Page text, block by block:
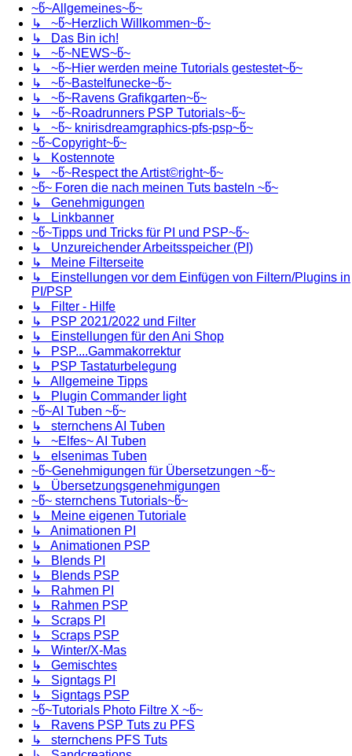
~წ~Allgemeines~წ~
↳ ~წ~Herzlich Willkommen~წ~
↳ Das Bin ich!
↳ ~წ~NEWS~წ~
↳ ~წ~Hier werden meine Tutorials gestestet~წ~
↳ ~წ~Bastelfunecke~წ~
↳ ~წ~Ravens Grafikgarten~წ~
↳ ~წ~Roadrunners PSP Tutorials~წ~
↳ ~წ~ knirisdreamgraphics-pfs-psp~წ~
~წ~Copyright~წ~
↳ Kostennote
↳ ~წ~Respect the Artist©right~წ~
~წ~ Foren die nach meinen Tuts basteln ~წ~
↳ Genehmigungen
↳ Linkbanner
~წ~Tipps und Tricks für PI und PSP~წ~
↳ Unzureichender Arbeitsspeicher (PI)
↳ Meine Filterseite
↳ Einstellungen vor dem Einfügen von Filtern/Plugins in
PI/PSP
↳ Filter - Hilfe
↳ PSP 2021/2022 und Filter
↳ Einstellungen für den Ani Shop
↳ PSP....Gammakorrektur
↳ PSP Tastaturbelegung
↳ Allgemeine Tipps
↳ Plugin Commander light
~წ~AI Tuben ~წ~
↳ sternchens AI Tuben
↳ ~Elfes~ AI Tuben
↳ elsenimas Tuben
~წ~Genehmigungen für Übersetzungen ~წ~
↳ Übersetzungsgenehmigungen
~წ~ sternchens Tutorials~წ~
↳ Meine eigenen Tutoriale
↳ Animationen PI
↳ Animationen PSP
↳ Blends PI
↳ Blends PSP
↳ Rahmen PI
↳ Rahmen PSP
↳ Scraps PI
↳ Scraps PSP
↳ Winter/X-Mas
↳ Gemischtes
↳ Signtags PI
↳ Signtags PSP
~წ~Tutorials Photo Filtre X ~წ~
↳ Ravens PSP Tuts zu PFS
↳ sternchens PFS Tuts